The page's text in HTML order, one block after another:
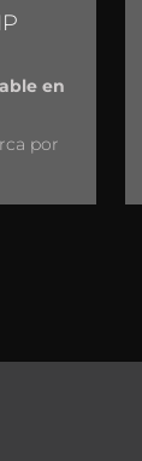
en
por